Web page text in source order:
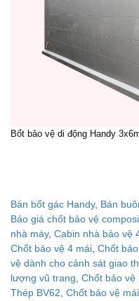
Bốt bảo vệ di động Handy
Bán bốt gác Handy, Bán
Báo giá chốt bảo vệ
nhà máy, Cabin nhà bảo vệ
Chốt bảo vệ 4 mái, Chốt
vệ dành cho cảnh sát giao
lượng vũ trang, Chốt bảo vệ
Thép BV62, Chốt bảo vệ